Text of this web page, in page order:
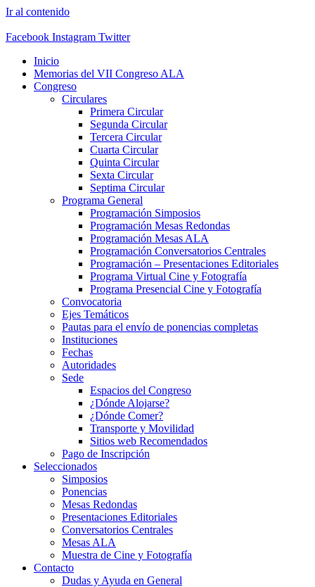
Ir al contenido
Facebook Instagram Twitter
Inicio
Memorias del VII Congreso ALA
Congreso
Circulares
Primera Circular
Segunda Circular
Tercera Circular
Cuarta Circular
Quinta Circular
Sexta Circular
Septima Circular
Programa General
Programación Simposios
Programación Mesas Redondas
Programación Mesas ALA
Programación Conversatorios Centrales
Programación – Presentaciones Editoriales
Programa Virtual Cine y Fotografía
Programa Presencial Cine y Fotografía
Convocatoria
Ejes Temáticos
Pautas para el envío de ponencias completas
Instituciones
Fechas
Autoridades
Sede
Espacios del Congreso
¿Dónde Alojarse?
¿Dónde Comer?
Transporte y Movilidad
Sitios web Recomendados
Pago de Inscripción
Seleccionados
Simposios
Ponencias
Mesas Redondas
Presentaciones Editoriales
Conversatorios Centrales
Mesas ALA
Muestra de Cine y Fotografía
Contacto
Dudas y Ayuda en General